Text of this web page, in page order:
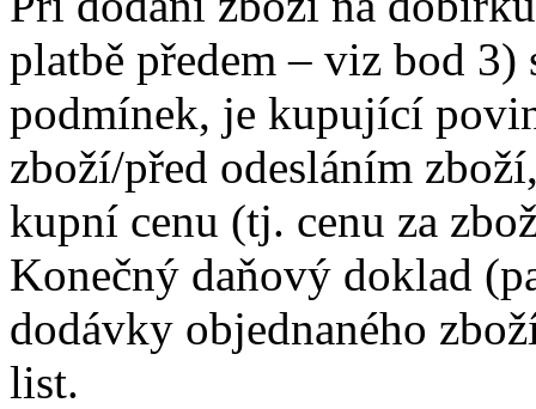
platbě předem – viz bod 3)
podmínek, je kupující
zboží/před odesláním
kupní cenu (tj. cenu za
Konečný daňový doklad
dodávky objednaného
list.